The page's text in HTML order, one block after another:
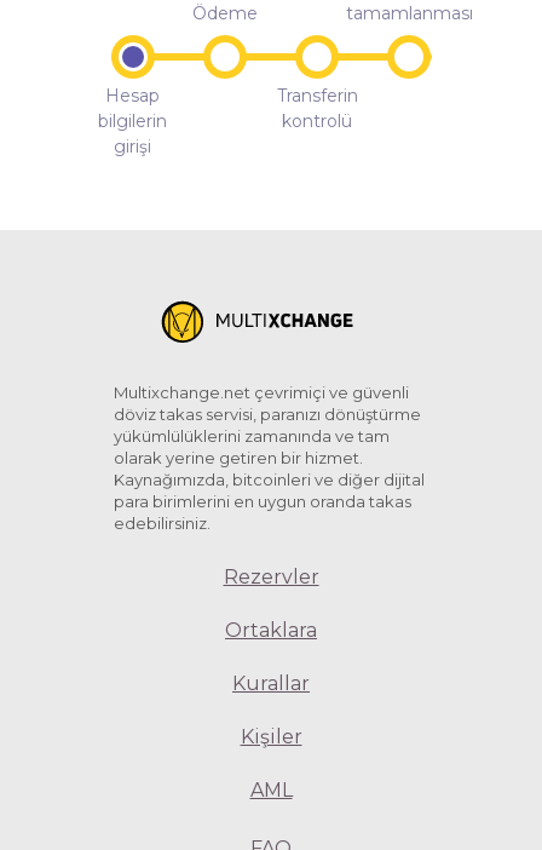
Hesap
bilgilerin
girişi
Ödeme
Transferin
kontrolü
tamamlanması
Multixchange.net çevrimiçi ve güvenli
döviz takas servisi, paranızı dönüştürme
yükümlülüklerini zamanında ve tam
olarak yerine getiren bir hizmet.
Kaynağımızda, bitcoinleri ve diğer dijital
para birimlerini en uygun oranda takas
edebilirsiniz.
Rezervler
Ortaklara
Kurallar
Kişiler
AML